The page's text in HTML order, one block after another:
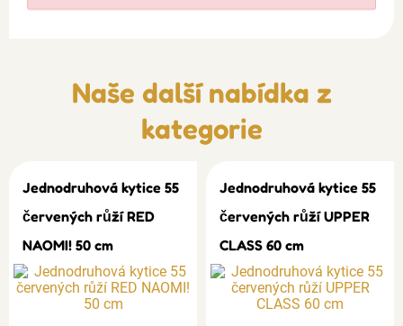
Naše další nabídka z
kategorie
Jednodruhová kytice 55
červených růží RED
NAOMI! 50 cm
Jednodruhová kytice 55
červených růží UPPER
CLASS 60 cm